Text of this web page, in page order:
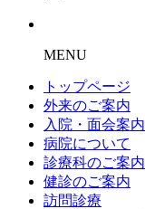
MENU
トップページ
外来のご案内
入院・面会案内
病院について
診療科のご案内
健診のご案内
訪問診療